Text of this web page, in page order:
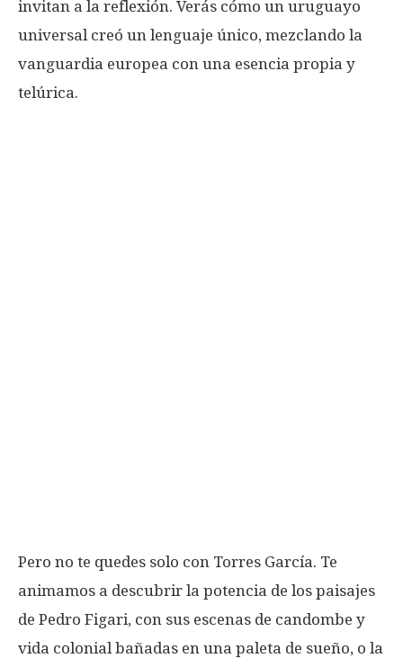
invitan a la reflexión. Verás cómo un uruguayo
universal creó un lenguaje único, mezclando la
vanguardia europea con una esencia propia y
telúrica.
Pero no te quedes solo con Torres García. Te
animamos a descubrir la potencia de los paisajes
de Pedro Figari, con sus escenas de candombe y
vida colonial bañadas en una paleta de sueño, o la